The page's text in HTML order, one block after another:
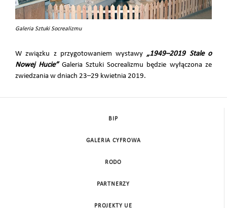
Galeria Sztuki Socrealizmu
W związku z przygotowaniem wystawy„1949–2019 Stale o
Nowej Hucie”Galeria Sztuki Socrealizmu będzie wyłączona ze
zwiedzania w dniach 23–29 kwietnia 2019.
BIP
GALERIA CYFROWA
RODO
PARTNERZY
PROJEKTY UE